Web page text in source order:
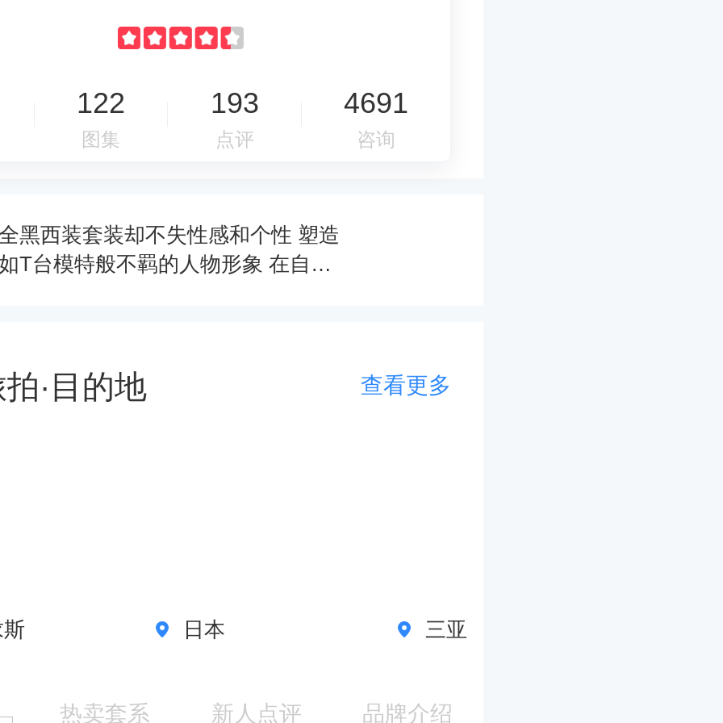
122
图集
193
点评
4691
咨询
黑西装套装却不失性感和个性 塑造
T台模特般不羁的人物形象 在自然
：「柒城影像)
·目的地 查看更多
日本 三亚
热卖套系 新人点评 品牌介绍